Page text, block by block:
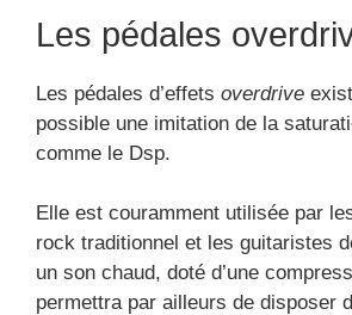
Les pédales
Les pédales d’effets overdrive
possible une imitation de la
comme le Dsp.
Elle est couramment utilisée par
rock traditionnel et les guitaristes
un son chaud, doté d’une
permettra par ailleurs de disposer